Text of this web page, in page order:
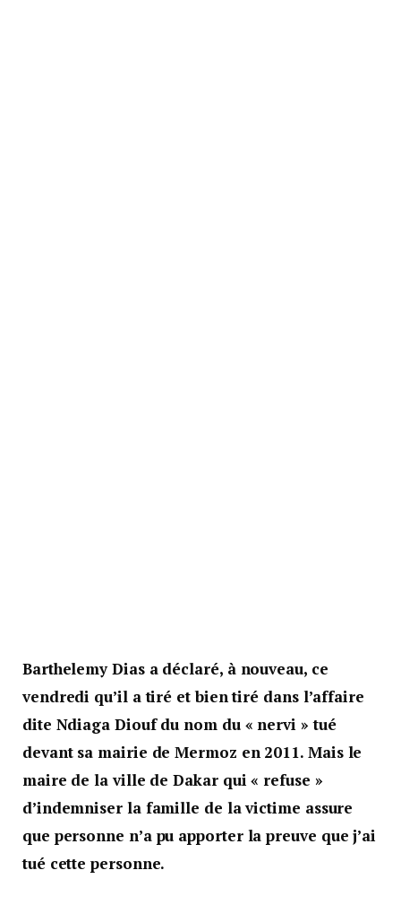
Barthelemy Dias a déclaré, à nouveau, ce
vendredi qu’il a tiré et bien tiré dans l’affaire
dite Ndiaga Diouf du nom du « nervi » tué
devant sa mairie de Mermoz en 2011. Mais le
maire de la ville de Dakar qui « refuse »
d’indemniser la famille de la victime assure
que personne n’a pu apporter la preuve que j’ai
tué cette personne.